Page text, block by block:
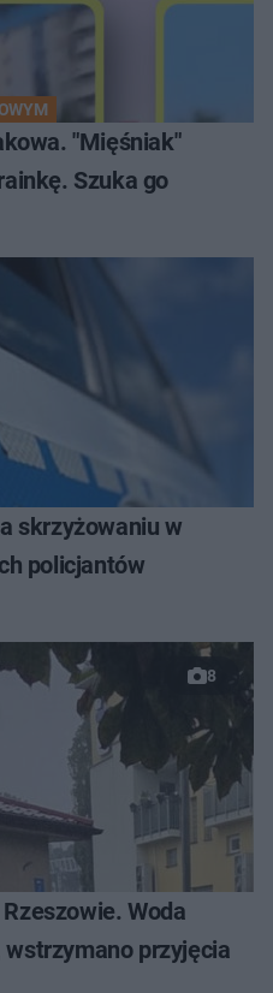
"Mięśniak"
Szuka go
skrzyżowaniu w
policjantów
8
Woda
wstrzymano przyjęcia